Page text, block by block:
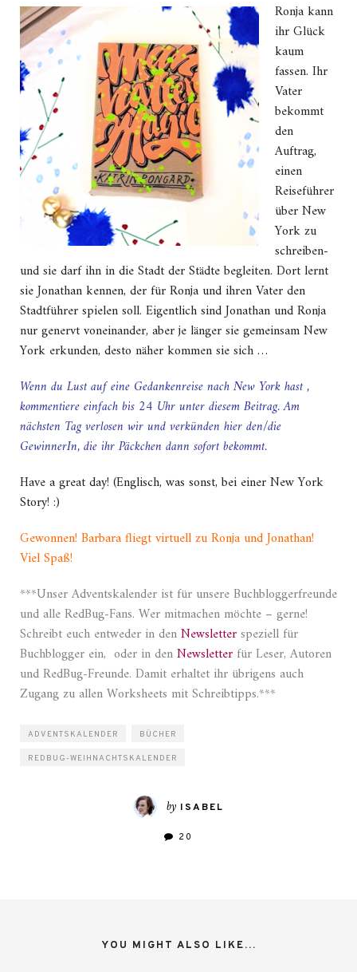
Ronja kann
ihr Glück
kaum
fassen. Ihr
Vater
bekommt
den
Auftrag,
einen
Reiseführer
über New
York zu
schreiben-
und sie darf ihn in die Stadt der Städte begleiten. Dort lernt
sie Jonathan kennen, der für Ronja und ihren Vater den
Stadtführer spielen soll. Eigentlich sind Jonathan und Ronja
nur genervt voneinander, aber je länger sie gemeinsam New
York erkunden, desto näher kommen sie sich …
Wenn du Lust auf eine Gedankenreise nach New York hast ,
kommentiere einfach bis 24 Uhr unter diesem Beitrag. Am
nächsten Tag verlosen wir und verkünden hier den/die
GewinnerIn, die ihr Päckchen dann sofort bekommt.
Have a great day! (Englisch, was sonst, bei einer New York
Story! :)
Gewonnen! Barbara fliegt virtuell zu Ronja und Jonathan!
Viel Spaß!
***Unser Adventskalender ist für unsere Buchbloggerfreunde
und alle RedBug-Fans. Wer mitmachen möchte – gerne!
Schreibt euch entweder in denNewsletterspeziell für
Buchblogger ein, oder in denNewsletter für Leser, Autoren
und RedBug-Freunde. Damit erhaltet ihr übrigens auch
Zugang zu allen Worksheets mit Schreibtipps.***
ADVENTSKALENDER BÜCHER
REDBUG-WEIHNACHTSKALENDER
by ISABEL
20
YOU MIGHT ALSO LIKE...